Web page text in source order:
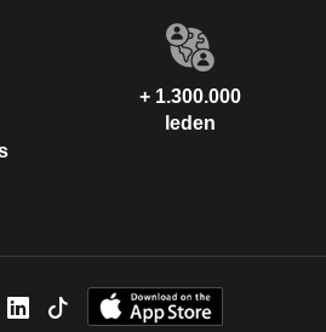
+ 1.300.000
leden